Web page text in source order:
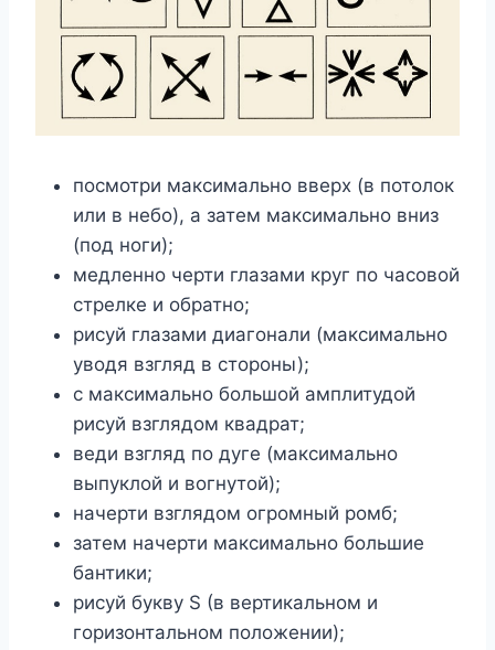
посмотри максимально вверх (в потолок
или в небо), а затем максимально вниз
(под ноги);
медленно черти глазами круг по часовой
стрелке и обратно;
рисуй глазами диагонали (максимально
уводя взгляд в стороны);
с максимально большой амплитудой
рисуй взглядом квадрат;
веди взгляд по дуге (максимально
выпуклой и вогнутой);
начерти взглядом огромный ромб;
затем начерти максимально большие
бантики;
рисуй букву S (в вертикальном и
горизонтальном положении);